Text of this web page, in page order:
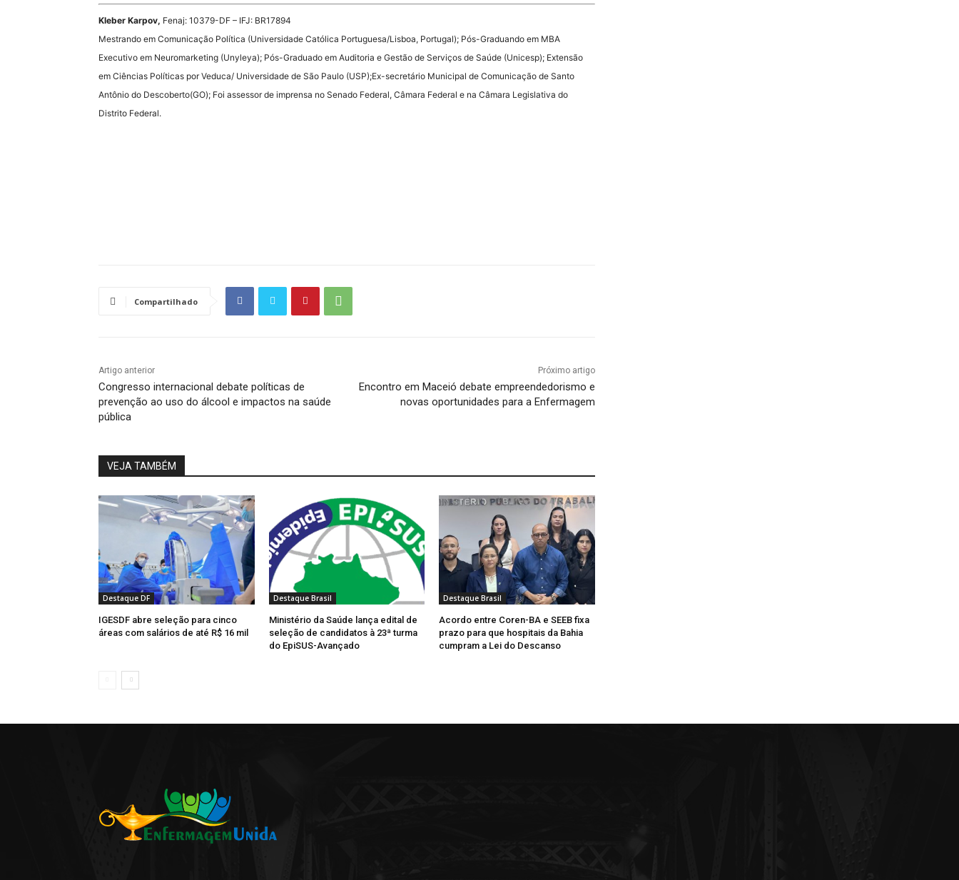
Kleber Karpov, Fenaj: 10379-DF – IFJ: BR17894
Mestrando em Comunicação Política (Universidade Católica Portuguesa/Lisboa, Portugal); Pós-Graduando em MBA
Executivo em Neuromarketing (Unyleya); Pós-Graduado em Auditoria e Gestão de Serviços de Saúde (Unicesp); Extensão
em Ciências Políticas por Veduca/ Universidade de São Paulo (USP);Ex-secretário Municipal de Comunicação de Santo
Antônio do Descoberto(GO); Foi assessor de imprensa no Senado Federal, Câmara Federal e na Câmara Legislativa do
Distrito Federal.
Compartilhado
Artigo anterior
Congresso internacional debate políticas de
prevenção ao uso do álcool e impactos na saúde
pública
Próximo artigo
Encontro em Maceió debate empreendedorismo e
novas oportunidades para a Enfermagem
VEJA TAMBÉM
Destaque DF
IGESDF abre seleção para cinco
áreas com salários de até R$ 16 mil
Destaque Brasil
Ministério da Saúde lança edital de
seleção de candidatos à 23ª turma
do EpiSUS-Avançado
Destaque Brasil
Acordo entre Coren-BA e SEEB fixa
prazo para que hospitais da Bahia
cumpram a Lei do Descanso